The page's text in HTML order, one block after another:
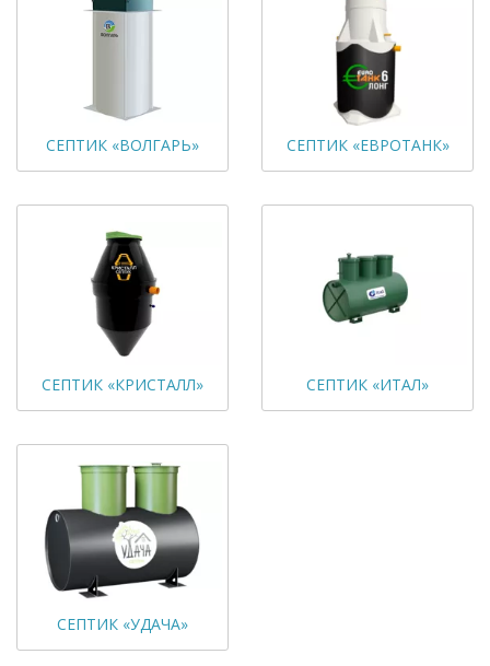
СЕПТИК «ВОЛГАРЬ» СЕПТИК «ЕВРОТАНК»
СЕПТИК «КРИСТАЛЛ» СЕПТИК «ИТАЛ»
СЕПТИК «УДАЧА»